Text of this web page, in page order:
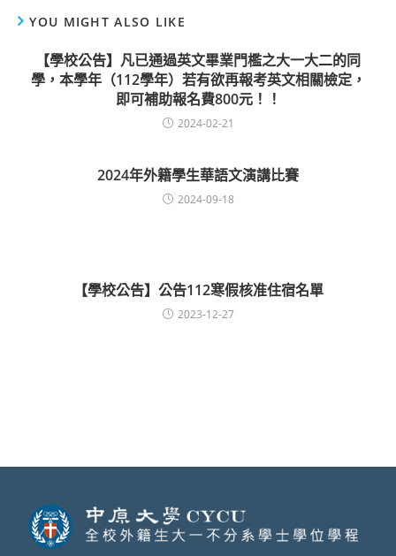
YOU MIGHT ALSO LIKE
【學校公告】凡已通過英文畢業門檻之大一大二的同
學，本學年（112學年）若有欲再報考英文相關檢定，
即可補助報名費800元！！
2024-02-21
2024年外籍學生華語文演講比賽
2024-09-18
【學校公告】公告112寒假核准住宿名單
2023-12-27